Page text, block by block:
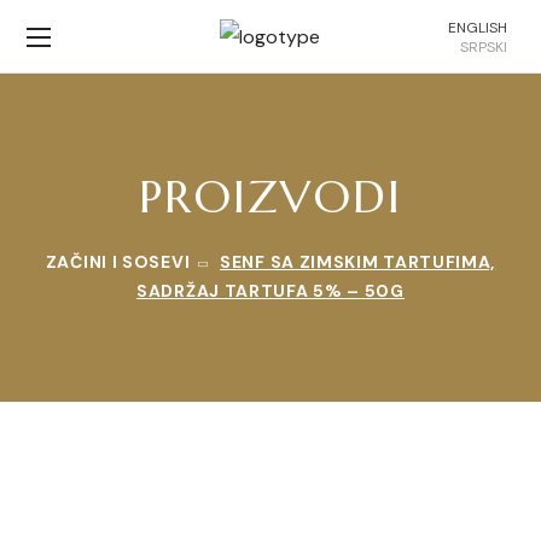
ENGLISH
SRPSKI
PROIZVODI
ZAČINI I SOSEVI
SENF SA ZIMSKIM TARTUFIMA,
SADRŽAJ TARTUFA 5% – 50G